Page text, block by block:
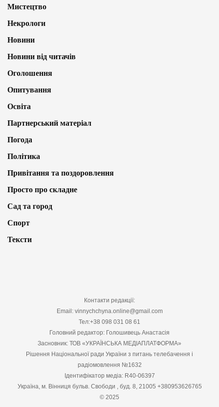
Мистецтво
Некрологи
Новини
Новини від читачів
Оголошення
Опитування
Освіта
Партнерський матеріал
Погода
Політика
Привітання та поздоровлення
Просто про складне
Сад та город
Спорт
Тексти
Контакти редакції:
Email: vinnychchyna.online@gmail.com
Тел:+38 098 031 08 61
Головний редактор: Голошивець Анастасія
Засновник: ТОВ «УКРАЇНСЬКА МЕДІАПЛАТФОРМА»
Рішення Національної ради України з питань телебачення і
радіомовлення №1632
Ідентифікатор медіа: R40-06397
Україна, м. Вінниця бульв. Свободи , буд. 8, 21005 +380953626765
© 2025